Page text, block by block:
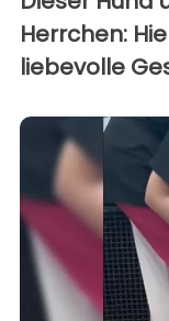
Herrchen:
liebevolle